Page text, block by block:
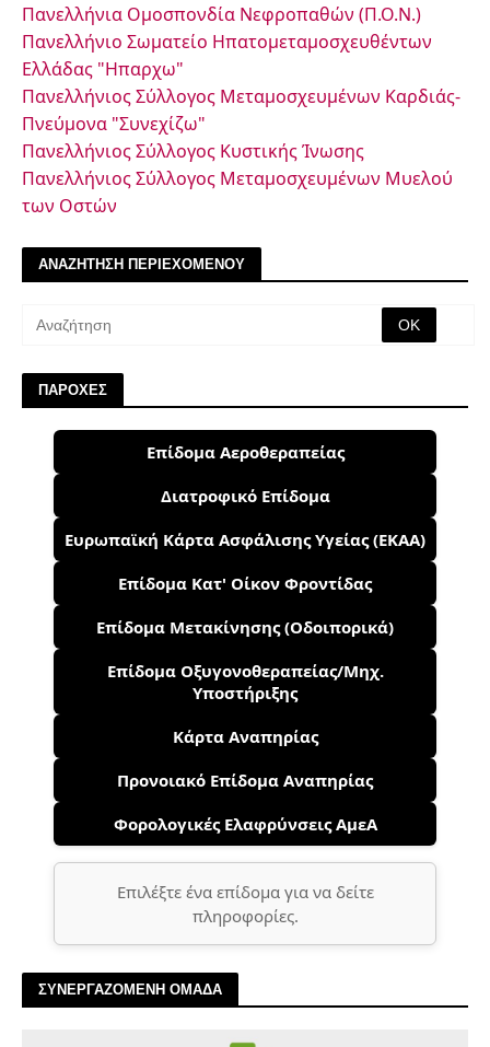
Πανελλήνια Ομοσπονδία Νεφροπαθών (Π.Ο.Ν.)
Πανελλήνιο Σωματείο Ηπατομεταμοσχευθέντων
Ελλάδας "Ηπαρχω"
Πανελλήνιος Σύλλογος Μεταμοσχευμένων Καρδιάς-
Πνεύμονα "Συνεχίζω"
Πανελλήνιος Σύλλογος Κυστικής Ίνωσης
Πανελλήνιος Σύλλογος Μεταμοσχευμένων Μυελού
των Οστών
ΑΝΑΖΗΤΗΣΗ ΠΕΡΙΕΧΟΜΕΝΟΥ
ΠΑΡΟΧΕΣ
Επίδομα Αεροθεραπείας
Διατροφικό Επίδομα
Ευρωπαϊκή Κάρτα Ασφάλισης Υγείας (ΕΚΑΑ)
Επίδομα Κατ' Οίκον Φροντίδας
Επίδομα Μετακίνησης (Οδοιπορικά)
Επίδομα Οξυγονοθεραπείας/Μηχ.
Υποστήριξης
Κάρτα Αναπηρίας
Προνοιακό Επίδομα Αναπηρίας
Φορολογικές Ελαφρύνσεις ΑμεΑ
Επιλέξτε ένα επίδομα για να δείτε
πληροφορίες.
ΣΥΝΕΡΓΑΖΟΜΕΝΗ ΟΜΑΔΑ